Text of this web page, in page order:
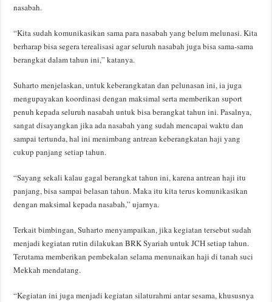
nasabah.
“Kita sudah komunikasikan sama para nasabah yang belum melunasi. Kita
berharap bisa segera terealisasi agar seluruh nasabah juga bisa sama-sama
berangkat dalam tahun ini,” katanya.
Suharto menjelaskan, untuk keberangkatan dan pelunasan ini, ia juga
mengupayakan koordinasi dengan maksimal serta memberikan suport
penuh kepada seluruh nasabah untuk bisa berangkat tahun ini. Pasalnya,
sangat disayangkan jika ada nasabah yang sudah mencapai waktu dan
sampai tertunda, hal ini menimbang antrean keberangkatan haji yang
cukup panjang setiap tahun.
“Sayang sekali kalau gagal berangkat tahun ini, karena antrean haji itu
panjang, bisa sampai belasan tahun. Maka itu kita terus komunikasikan
dengan maksimal kepada nasabah,” ujarnya.
Terkait bimbingan, Suharto menyampaikan, jika kegiatan tersebut sudah
menjadi kegiatan rutin dilakukan BRK Syariah untuk JCH setiap tahun.
Terutama memberikan pembekalan selama menunaikan haji di tanah suci
Mekkah mendatang.
“Kegiatan ini juga menjadi kegiatan silaturahmi antar sesama, khususnya